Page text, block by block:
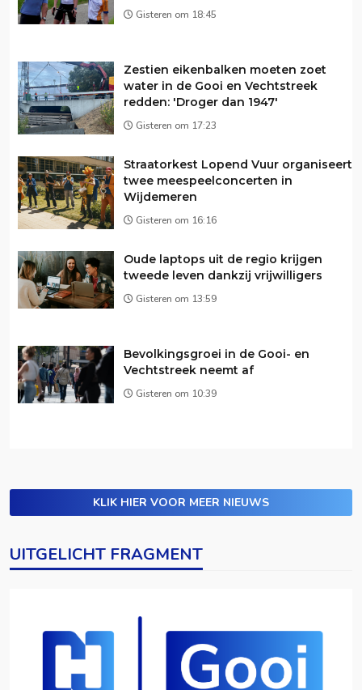
Gisteren om 18:45
Zestien eikenbalken moeten zoet
water in de Gooi en Vechtstreek
redden: 'Droger dan 1947'
Gisteren om 17:23
Straatorkest Lopend Vuur organiseert
twee meespeelconcerten in
Wijdemeren
Gisteren om 16:16
Oude laptops uit de regio krijgen
tweede leven dankzij vrijwilligers
Gisteren om 13:59
Bevolkingsgroei in de Gooi- en
Vechtstreek neemt af
Gisteren om 10:39
KLIK HIER VOOR MEER NIEUWS
UITGELICHT FRAGMENT